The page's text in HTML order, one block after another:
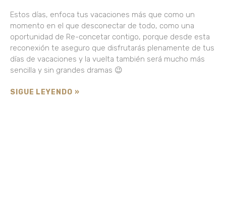
Estos días, enfoca tus vacaciones más que como un
momento en el que desconectar de todo, como una
oportunidad de Re-concetar contigo, porque desde esta
reconexión te aseguro que disfrutarás plenamente de tus
días de vacaciones y la vuelta también será mucho más
sencilla y sin grandes dramas 😉
SIGUE LEYENDO »